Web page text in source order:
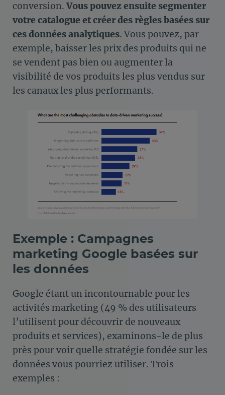
conversion.Vous pouvez ensuite segmenter
votre catalogue et créer des règles basées sur
ces données analytiques. Vous pouvez, par
exemple, baisser les prix des produits qui ne
se vendent pas bien ou augmenter la
visibilité de vos produits les plus vendus sur
les canaux les plus performants.
Exemple : Campagnes
marketing Google basées sur
les données
Google étant un incontournable pour les
activités marketing (49 % des utilisateurs
l’utilisent pour découvrir de nouveaux
produits et services), examinons-le de plus
près pour voir quelle stratégie fondée sur les
données vous pourriez utiliser. Trois
exemples :